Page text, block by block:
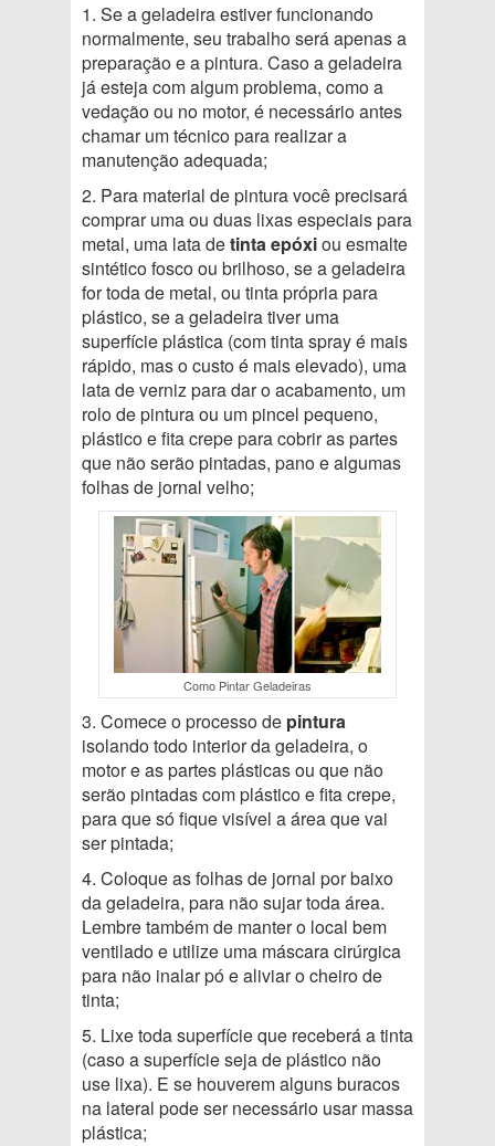
1. Se a geladeira estiver funcionando
normalmente, seu trabalho será apenas a
preparação e a pintura. Caso a geladeira
já esteja com algum problema, como a
vedação ou no motor, é necessário antes
chamar um técnico para realizar a
manutenção adequada;
2. Para material de pintura você precisará
comprar uma ou duas lixas especiais para
metal, uma lata detinta epóxiou esmalte
sintético fosco ou brilhoso, se a geladeira
for toda de metal, ou tinta própria para
plástico, se a geladeira tiver uma
superfície plástica (com tinta spray é mais
rápido, mas o custo é mais elevado), uma
lata de verniz para dar o acabamento, um
rolo de pintura ou um pincel pequeno,
plástico e fita crepe para cobrir as partes
que não serão pintadas, pano e algumas
folhas de jornal velho;
Como Pintar Geladeiras
3. Comece o processo de pintura
isolando todo interior da geladeira, o
motor e as partes plásticas ou que não
serão pintadas com plástico e fita crepe,
para que só fique visível a área que vai
ser pintada;
4. Coloque as folhas de jornal por baixo
da geladeira, para não sujar toda área.
Lembre também de manter o local bem
ventilado e utilize uma máscara cirúrgica
para não inalar pó e aliviar o cheiro de
tinta;
5. Lixe toda superfície que receberá a tinta
(caso a superfície seja de plástico não
use lixa). E se houverem alguns buracos
na lateral pode ser necessário usar massa
plástica;